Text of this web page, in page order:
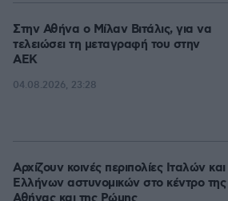
Στην Αθήνα ο Μίλαν Βιτάλις, για να
τελειώσει τη μεταγραφή του στην
ΑΕΚ
04.08.2026, 23:28
Αρχίζουν κοινές περιπολίες Ιταλών και
Ελλήνων αστυνομικών στο κέντρο της